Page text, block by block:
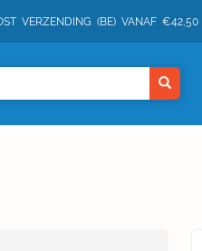
VERZENDING (BE) VANAF €42,50